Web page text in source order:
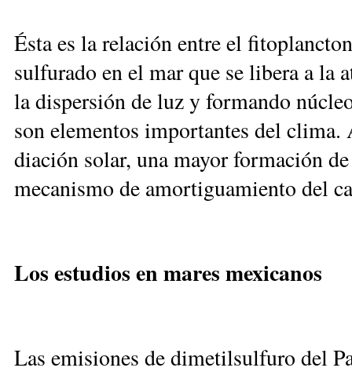
És­ta es la re­la­ción en­tre el
sul­fu­ra­do en el mar que se li­be­ra a la
la dis­per­sión de luz y for­man­do
son ele­men­tos im­por­tan­tes del
dia­ción so­lar, una ma­yor for­ma­ción
me­ca­nis­mo de amor­ti­gua­mien­to del
Los es­tu­dios en ma­res me­xi­ca­nos
Las emi­sio­nes de di­me­til­sul­fu­ro del